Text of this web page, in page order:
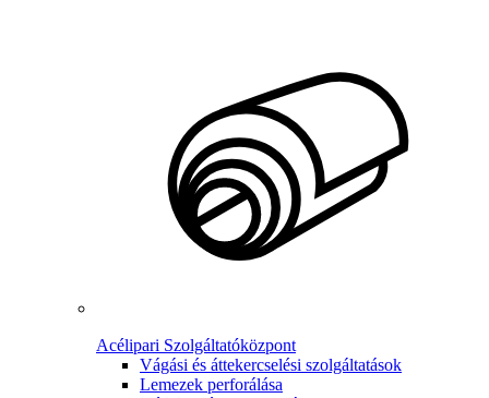
Acélipari Szolgáltatóközpont
Vágási és áttekercselési szolgáltatások
Lemezek perforálása